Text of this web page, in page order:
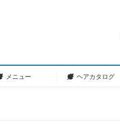
メニュー ヘアカタログ